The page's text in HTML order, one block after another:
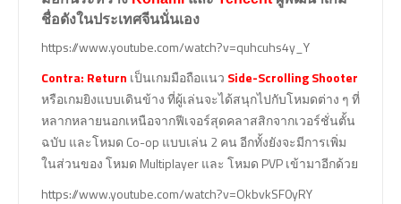
ชื่อดังในประเทศจีนนั่นเอง
https://www.youtube.com/watch?v=quhcuhs4y_Y
Contra: Return เป็นเกมมือถือแนว Side-Scrolling Shooter
หรือเกมยิงแบบเดินข้าง ที่ผู้เล่นจะได้สนุกไปกับโหมดต่าง ๆ ที่
หลากหลายนอกเหนือจากฟีเจอร์สุดคลาสสิกจากเวอร์ชั่นตั้น
ฉบับ และโหมด Co-op แบบเล่น 2 คน อีกทั้งยังจะมีการเพิ่ม
ในส่วนของ โหมด Multiplayer และ โหมด PVP เข้ามาอีกด้วย
https://www.youtube.com/watch?v=OkbvkSF0yRY